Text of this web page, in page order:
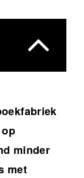
minder
met